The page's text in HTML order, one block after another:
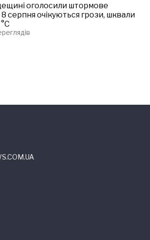
оголосили штормове
серпня очікуються грози, шквали